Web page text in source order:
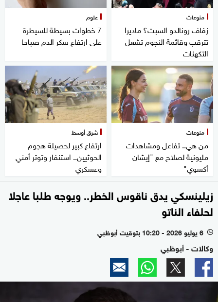
منوعات
زفاف رونالدو السبت؟ ماديرا
تترقب وقائمة النجوم تشعل
التكهنات
علوم
7 خطوات بسيطة للسيطرة
على ارتفاع سكر الدم صباحا
منوعات
من هي.. تفاعل ومشاهدات
مليونية لصلاح مع "إيشان
أكسوي"
شرق أوسط
ارتفاع كبير لحصيلة هجوم
الحوثيين.. استنفار وتوتر أمني
وعسكري
زيلينسكي يدق ناقوس الخطر.. ويوجه طلبا عاجلا
لحلفاء الناتو
l 6 يوليو 2026 - 10:20 بتوقيت أبوظبي
وكالات - أبوظبي